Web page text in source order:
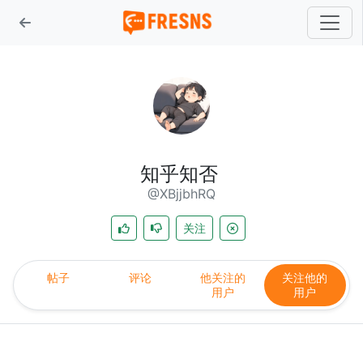
知乎知否
@XBjjbhRQ
关注
帖子 评论
他关注的
用户
关注他的
用户